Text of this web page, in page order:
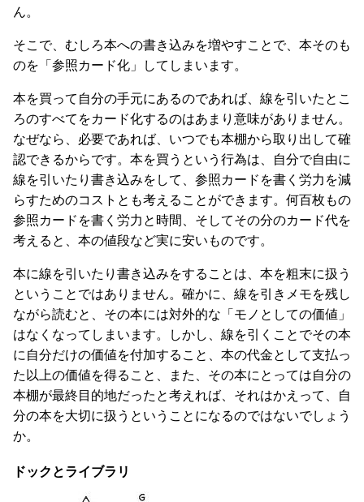
ん。
そこで、むしろ本への書き込みを増やすことで、本そのも
のを「参照カード化」してしまいます。
本を買って自分の手元にあるのであれば、線を引いたとこ
ろのすべてをカード化するのはあまり意味がありません。
なぜなら、必要であれば、いつでも本棚から取り出して確
認できるからです。本を買うという行為は、自分で自由に
線を引いたり書き込みをして、参照カードを書く労力を減
らすためのコストとも考えることができます。何百枚もの
参照カードを書く労力と時間、そしてその分のカード代を
考えると、本の値段など実に安いものです。
本に線を引いたり書き込みをすることは、本を粗末に扱う
ということではありません。確かに、線を引きメモを残し
ながら読むと、その本には対外的な「モノとしての価値」
はなくなってしまいます。しかし、線を引くことでその本
に自分だけの価値を付加すること、本の代金として支払っ
た以上の価値を得ること、また、その本にとっては自分の
本棚が最終目的地だったと考えれば、それはかえって、自
分の本を大切に扱うということになるのではないでしょう
か。
ドックとライブラリ